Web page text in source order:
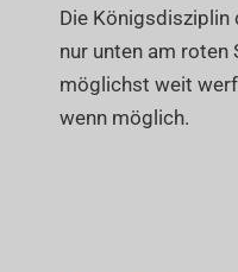
Die Königsdisziplin
nur unten am roten
möglichst weit
wenn möglich.